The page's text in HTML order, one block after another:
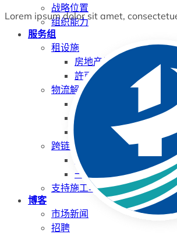
战略位置
组织能力
服务组
租设施
房地产类型
許可服務
物流解决方案
倉儲服務
海关代理服务
設施優化解決方案
跨链中心
出口农产交易中心
一站式电子商务中心
支持施工与平面设计
博客
市场新闻
招聘
Lorem ipsum dolor sit amet,